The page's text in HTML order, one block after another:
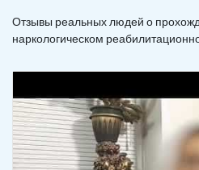
Отзывы реальных людей о
наркологическом